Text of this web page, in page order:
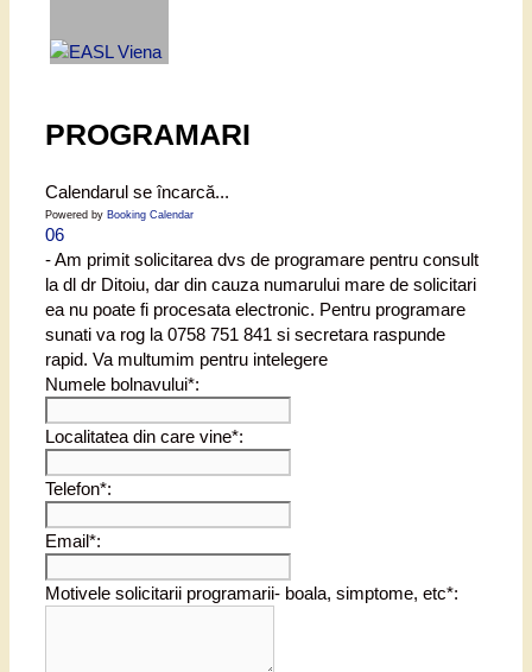
PROGRAMARI
Calendarul se încarcă...
Powered by Booking Calendar
06
- Am primit solicitarea dvs de programare pentru consult
la dl dr Ditoiu, dar din cauza numarului mare de solicitari
ea nu poate fi procesata electronic. Pentru programare
sunati va rog la 0758 751 841 si secretara raspunde
rapid. Va multumim pentru intelegere
Numele bolnavului*:
Localitatea din care vine*:
Telefon*:
Email*:
Motivele solicitarii programarii- boala, simptome, etc*: